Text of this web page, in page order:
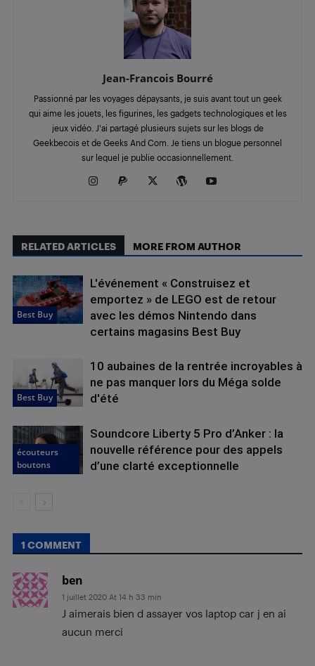
Jean-Francois Bourré
Passionné par les voyages dépaysants, je suis avant tout un geek
qui aime les jouets, les figurines, les gadgets technologiques et les
jeux vidéo. J'ai partagé plusieurs sujets sur les blogs de
Geekbecois et de Geeks And Com. Je tiens un blogue personnel
sur lequel je publie occasionnellement.
RELATED ARTICLES MORE FROM AUTHOR
Best Buy
L'événement « Construisez et
emportez » de LEGO est de retour
avec les démos Nintendo dans
certains magasins Best Buy
Best Buy
10 aubaines de la rentrée incroyables à
ne pas manquer lors du Méga solde
d'été
écouteurs
boutons
Soundcore Liberty 5 Pro d’Anker : la
nouvelle référence pour des appels
d’une clarté exceptionnelle
1 COMMENT
ben
1 juillet 2020 At 14 h 33 min
J aimerais bien d assayer vos laptop car j en ai
aucun merci